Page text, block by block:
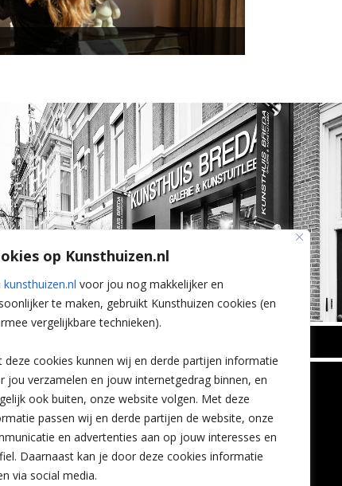
op Kunsthuizen.nl
kunsthuizen.nl voor jou nog makkelijker en
te maken, gebruikt Kunsthuizen cookies (en
vergelijkbare technieken).
deze cookies kunnen wij en derde partijen informatie
jou verzamelen en jouw internetgedrag binnen, en
ook buiten, onze website volgen. Met deze
passen wij en derde partijen de website, onze
en advertenties aan op jouw interesses en
Daarnaast kan je door deze cookies informatie
via social media.
11
SB Breda
(0)76 5221309
Lees meer
CONTACT
Contact
Leiden
Amsterdam
Breda
Favorieten